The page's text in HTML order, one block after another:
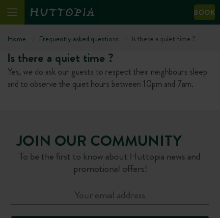
BOOK
Home Frequently asked questions Is there a quiet time ?
Is there a quiet time ?
Yes, we do ask our guests to respect their neighbours sleep
and to observe the quiet hours between 10pm and 7am.
JOIN OUR COMMUNITY
To be the first to know about Huttopia news and
promotional offers!